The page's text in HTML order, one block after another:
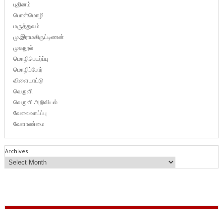
புதினம்
பொன்மொழி
மருத்துவம்
மு.இராமகிருட்டிணன்
முகநூல்
மொழிபெயர்ப்பு
மொழிப்போர்
விளையாட்டு
வெருளி
வெருளி அறிவியல்
வேலைவாய்ப்பு
வேளாண்மை
Archives